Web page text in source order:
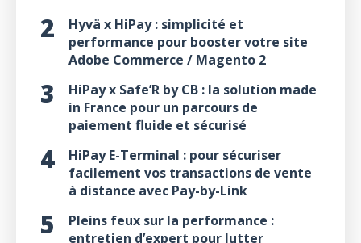
Hyvä x HiPay : simplicité et
performance pour booster votre site
Adobe Commerce / Magento 2
HiPay x Safe’R by CB : la solution made
in France pour un parcours de
paiement fluide et sécurisé
HiPay E-Terminal : pour sécuriser
facilement vos transactions de vente
à distance avec Pay-by-Link
Pleins feux sur la performance :
entretien d’expert pour lutter